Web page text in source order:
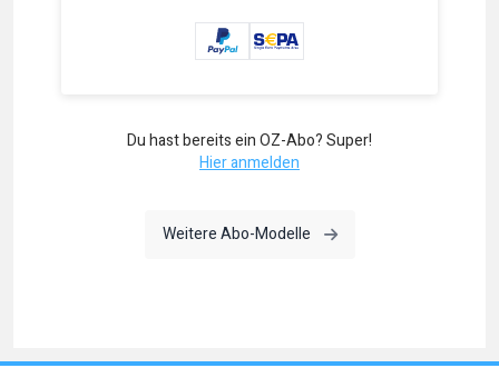
Du hast bereits ein OZ-Abo? Super!
Hier anmelden
Weitere Abo-Modelle